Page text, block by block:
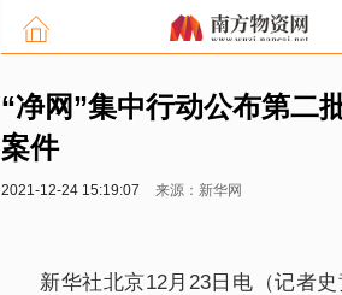
“净网”集中行动公布第二
案件
2021-12-24 15:19:07 来源：新华网
新华社北京12月23日电（记者史